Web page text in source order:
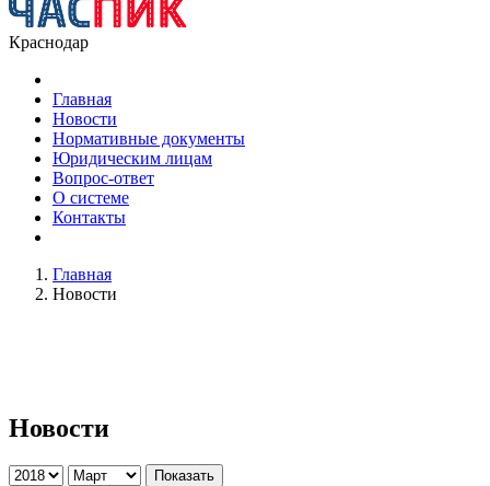
Краснодар
Главная
Новости
Нормативные документы
Юридическим лицам
Вопрос-ответ
О системе
Контакты
Главная
Новости
Новости
Показать